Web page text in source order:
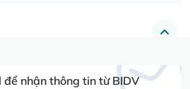
nhận thông tin từ BIDV